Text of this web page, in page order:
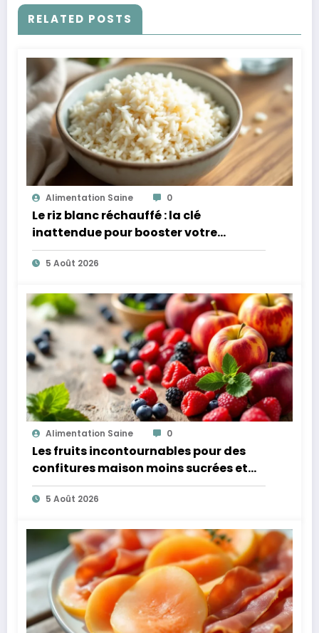
RELATED POSTS
Alimentation Saine 0
Le riz blanc réchauffé : la clé
inattendue pour booster votre
microbiote
5 Août 2026
Alimentation Saine 0
Les fruits incontournables pour des
confitures maison moins sucrées et
plus légères
5 Août 2026